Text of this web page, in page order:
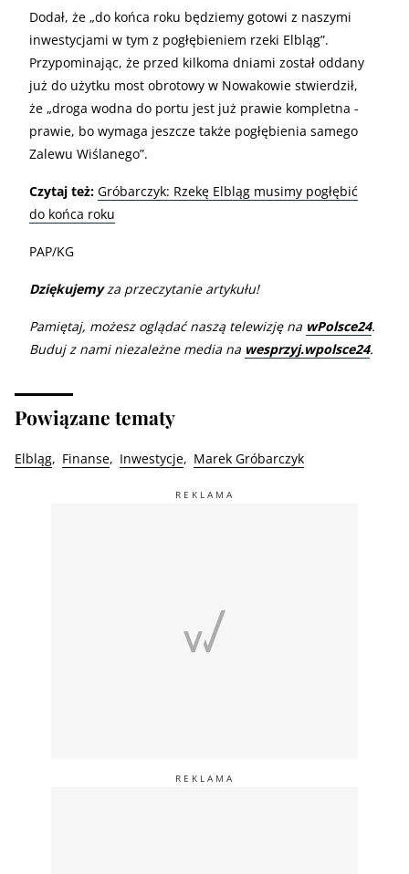
Dodał, że „do końca roku będziemy gotowi z naszymi
inwestycjami w tym z pogłębieniem rzeki Elbląg”.
Przypominając, że przed kilkoma dniami został oddany
już do użytku most obrotowy w Nowakowie stwierdził,
że „droga wodna do portu jest już prawie kompletna -
prawie, bo wymaga jeszcze także pogłębienia samego
Zalewu Wiślanego”.
Czytaj też: Gróbarczyk: Rzekę Elbląg musimy pogłębić
do końca roku
PAP/KG
Dziękujemyza przeczytanie artykułu!
Pamiętaj, możesz oglądać naszą telewizję na wPolsce24.
Buduj z nami niezależne media na wesprzyj.wpolsce24.
Powiązane tematy
Elbląg Finanse Inwestycje Marek Gróbarczyk